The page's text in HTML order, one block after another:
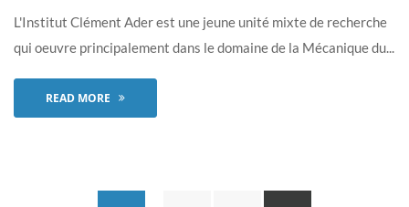
L'Institut Clément Ader est une jeune unité mixte de recherche
qui oeuvre principalement dans le domaine de la Mécanique du...
READ MORE